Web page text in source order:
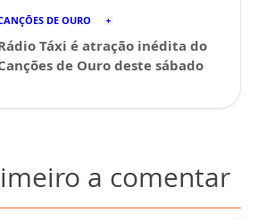
DE OURO
Táxi é atração inédita do
de Ouro deste sábado
a comentar